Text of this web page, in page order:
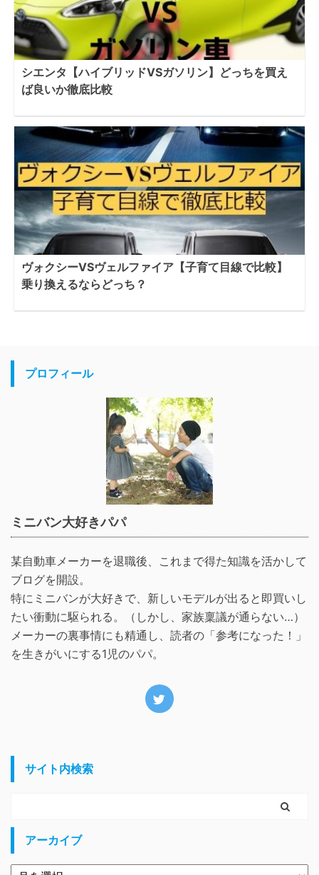
シエンタ【ハイブリッドVSガソリン】どっちを買え
ば良いか徹底比較
ヴォクシーVSヴェルファイア【子育て目線で比較】
乗り換えるならどっち？
プロフィール
ミニバン大好きパパ
某自動車メーカーを退職後、これまで得た知識を活かして
ブログを開設。
特にミニバンが大好きで、新しいモデルが出ると即買いし
たい衝動に駆られる。（しかし、家族稟議が通らない…）
メーカーの裏事情にも精通し、読者の「参考になった！」
を生きがいにする1児のパパ。
サイト内検索
アーカイブ